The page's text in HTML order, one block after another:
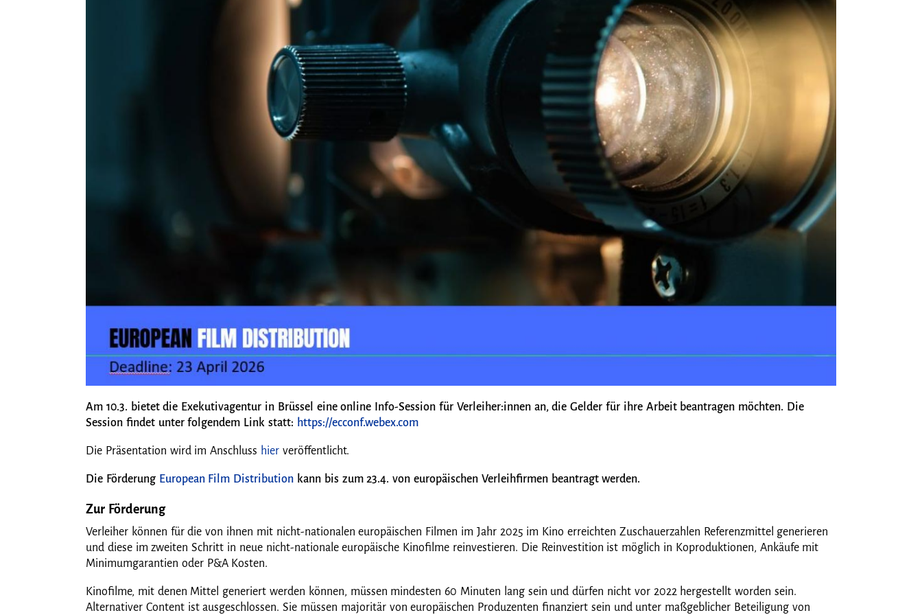
Am 10.3. bietet die Exekutivagentur in Brüssel eine online Info-Session für Verleiher:innen an, die Gelder für ihre Arbeit beantragen möchten. Die
Session findet unter folgendem Link statt: https://ecconf.webex.com
Die Präsentation wird im Anschluss hier veröffentlicht.
Die Förderung European Film Distribution kann bis zum 23.4. von europäischen Verleihfirmen beantragt werden.
Zur Förderung
Verleiher können für die von ihnen mit nicht-nationalen europäischen Filmen im Jahr 2025 im Kino erreichten Zuschauerzahlen Referenzmittel generieren
und diese im zweiten Schritt in neue nicht-nationale europäische Kinofilme reinvestieren. Die Reinvestition ist möglich in Koproduktionen, Ankäufe mit
Minimumgarantien oder P&A Kosten.
Kinofilme, mit denen Mittel generiert werden können, müssen mindesten 60 Minuten lang sein und dürfen nicht vor 2022 hergestellt worden sein.
Alternativer Content ist ausgeschlossen. Sie müssen majoritär von europäischen Produzenten finanziert sein und unter maßgeblicher Beteiligung von